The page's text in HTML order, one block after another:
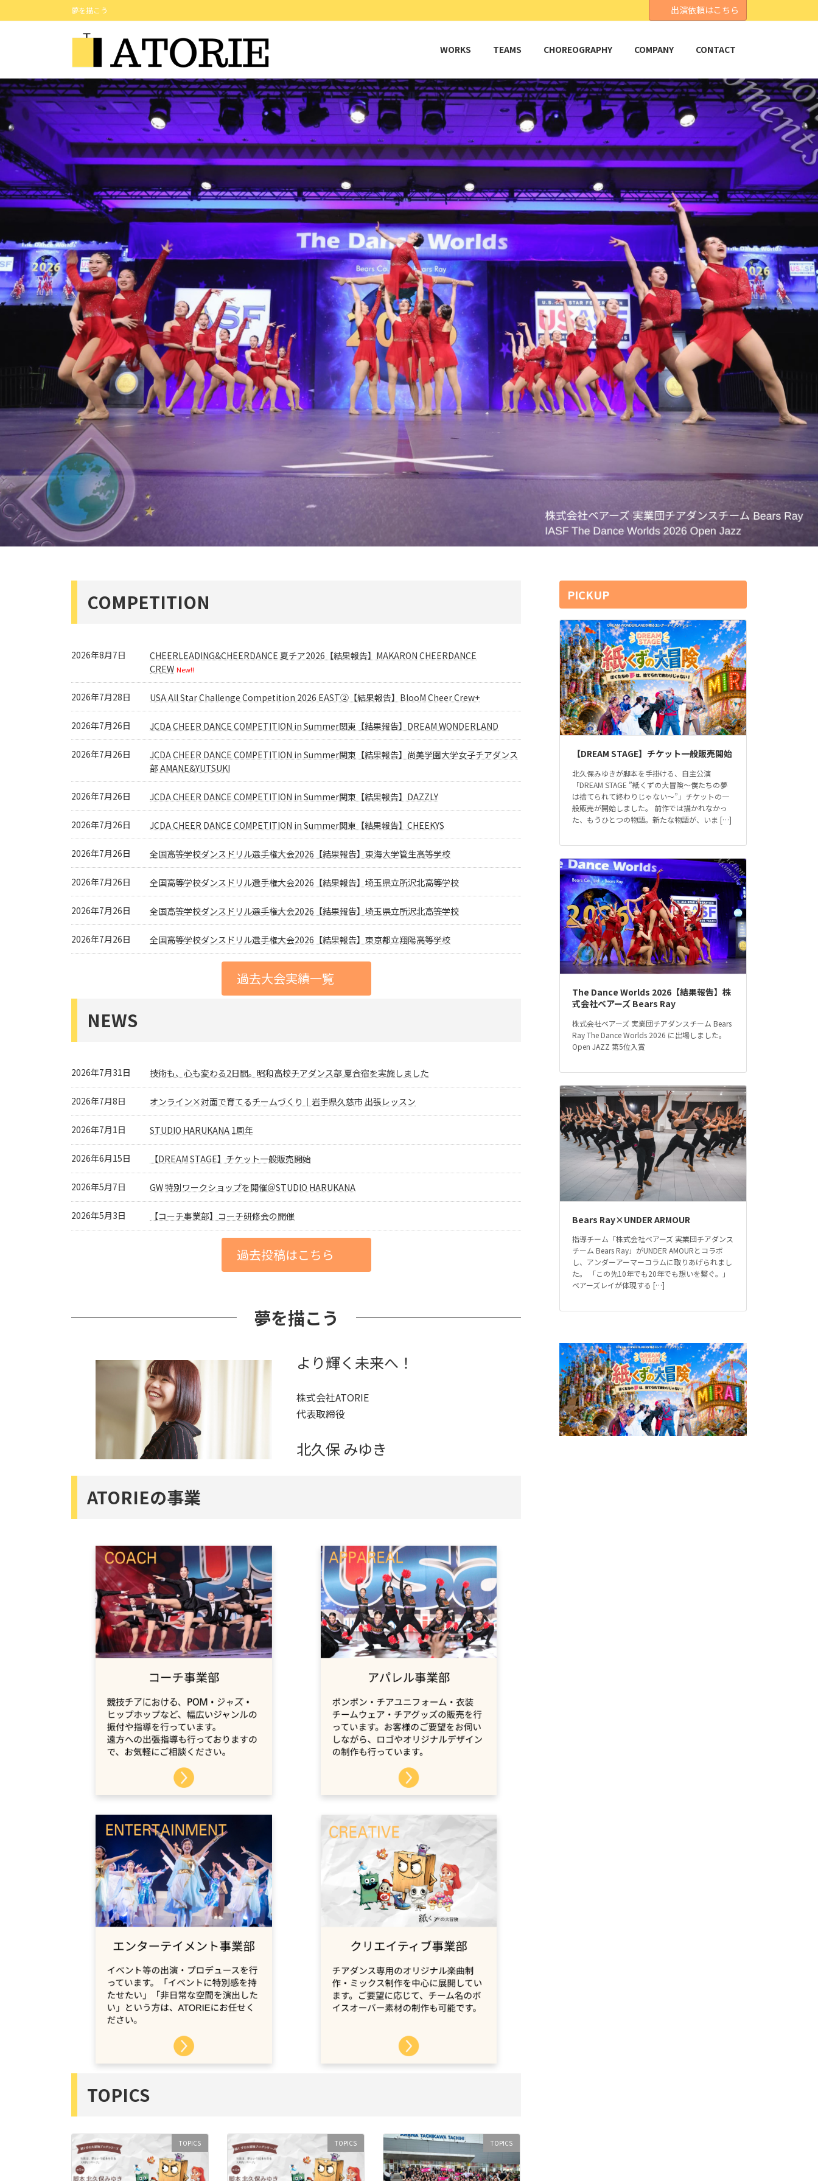
ン
へ
ス
キ
ッ
プ
ビ
ョ
ン
に
移
動
夢を描こう 出演依頼はこちら
WORKS TEAMS CHOREOGRAPHY COMPANY CONTACT
COMPETITION
2026年8月7日
CHEERLEADING&CHEERDANCE 夏チア2026【結果報告】MAKARON CHEERDANCE
CREW New!!
2026年7月28日 USA All Star Challenge Competition 2026 EAST②【結果報告】BlooM Cheer Crew+
2026年7月26日 JCDA CHEER DANCE COMPETITION in Summer関東【結果報告】DREAM WONDERLAND
2026年7月26日
JCDA CHEER DANCE COMPETITION in Summer関東【結果報告】尚美学園大学女子チアダンス
部 AMANE&YUTSUKI
2026年7月26日 JCDA CHEER DANCE COMPETITION in Summer関東【結果報告】DAZZLY
2026年7月26日 JCDA CHEER DANCE COMPETITION in Summer関東【結果報告】CHEEKYS
2026年7月26日 全国高等学校ダンスドリル選手権大会2026【結果報告】東海大学管生高等学校
2026年7月26日 全国高等学校ダンスドリル選手権大会2026【結果報告】埼玉県立所沢北高等学校
2026年7月26日 全国高等学校ダンスドリル選手権大会2026【結果報告】埼玉県立所沢北高等学校
2026年7月26日 全国高等学校ダンスドリル選手権大会2026【結果報告】東京都立翔陽高等学校
過去大会実績一覧
NEWS
2026年7月31日 技術も、心も変わる2日間。昭和高校チアダンス部 夏合宿を実施しました
2026年7月8日 オンライン×対面で育てるチームづくり｜岩手県久慈市 出張レッスン
2026年7月1日 STUDIO HARUKANA 1周年
2026年6月15日 【DREAM STAGE】チケット一般販売開始
2026年5月7日 GW 特別ワークショップを開催＠STUDIO HARUKANA
2026年5月3日 【コーチ事業部】コーチ研修会の開催
過去投稿はこちら
夢を描こう
より輝く未来へ！
株式会社ATORIE
代表取締役
北久保 みゆき
ATORIEの事業
TOPICS
TOPICS TOPICS TOPICS
PICKUP
【DREAM STAGE】チケット一般販売開始
北久保みゆきが脚本を手掛ける、自主公演
「DREAM STAGE ”紙くずの大冒険～僕たちの夢
は捨てられて終わりじゃない～”」チケットの一
般販売が開始しました。 前作では描かれなかっ
た、もうひとつの物語。新たな物語が、いま […]
The Dance Worlds 2026【結果報告】株
式会社ベアーズ Bears Ray
株式会社ベアーズ 実業団チアダンスチーム Bears
Ray The Dance Worlds 2026 に出場しました。
Open JAZZ 第5位入賞
Bears Ray×UNDER ARMOUR
指導チーム「株式会社ベアーズ 実業団チアダンス
チーム Bears Ray」がUNDER AMOURとコラボ
し、アンダーアーマーコラムに取りあげられまし
た。 「この先10年でも20年でも想いを繋ぐ。」
ベアーズレイが体現する […]